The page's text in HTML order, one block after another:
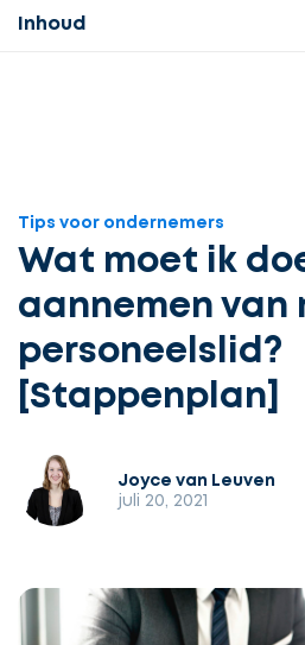
Inhoud
Tips voor ondernemers
Wat moet ik
aannemen van
personeelslid?
[Stappenplan]
Joyce van Leuven
juli 20, 2021